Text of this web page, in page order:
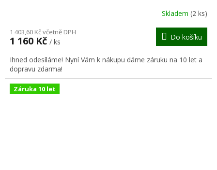
R
M
A
Skladem (2 ks)
1 403,60 Kč včetně DPH
1 160 Kč / ks
Do košíku
Ihned odesíláme! Nyní Vám k nákupu dáme záruku na 10 let a
dopravu zdarma!
Záruka 10 let